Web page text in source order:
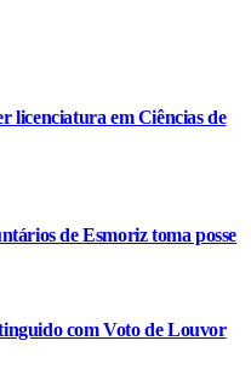
licenciatura em Ciências de
de Esmoriz toma posse
com Voto de Louvor